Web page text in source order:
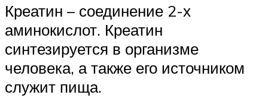
Креатин – соединение 2-х
аминокислот. Креатин
синтезируется в организме
человека, а также его источником
служит пища.